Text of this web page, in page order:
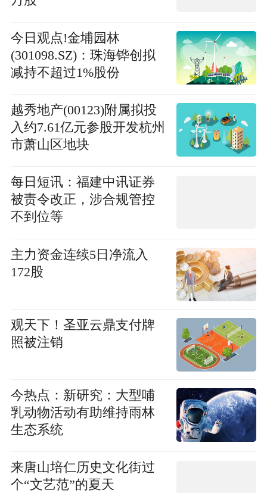
今日观点!金埔园林
(301098.SZ)：珠海铧创拟
减持不超过1%股份
越秀地产(00123)附属拟投
入约7.61亿元参股开发杭州
市萧山区地块
每日短讯：福建中讯证券
被责令改正，涉合规管控
不到位等
主力资金连续5日净流入
172股
观天下！圣亚云鼎支付牌
照被注销
今热点：新研究：大型哺
乳动物活动有助维持雨林
生态系统
来唐山培仁历史文化街过
个“文艺范”的夏天